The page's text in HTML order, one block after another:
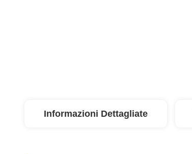
Informazioni Dettagliate